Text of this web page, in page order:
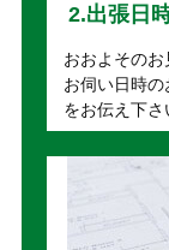
2.出張日
おおよそのお
お伺い日時
をお伝え下さ